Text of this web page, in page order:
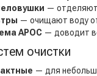
— отделяют
— очищают воду
АРОС — доводит
очистки
— для